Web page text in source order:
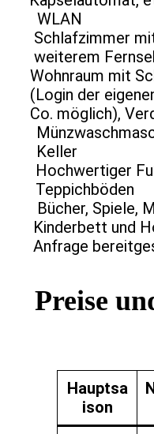
WLAN
Schlafzimmer
weiterem
Wohnraum mit
(Login der
Co. möglich),
Keller
Hochwertiger
Teppichböden
Bücher, Spiele,
Kinderbett und
Anfrage
Preise
Hauptsa
ison